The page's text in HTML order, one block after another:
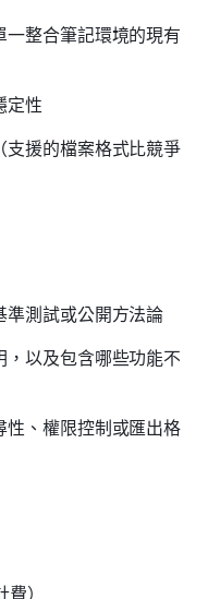
整合筆記環境的現有
定性
援的檔案格式比競爭
測試或公開方法論
以及包含哪些功能不
、權限控制或匯出格
）